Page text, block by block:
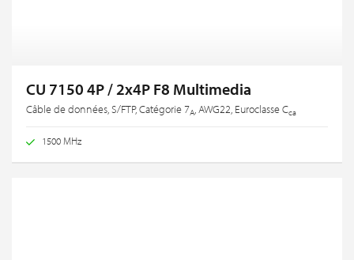
CU 7150 4P / 2x4P F8 Multimedia
Câble de données, S/FTP, Catégorie 7A, AWG22, Euroclasse Cca
1500 MHz